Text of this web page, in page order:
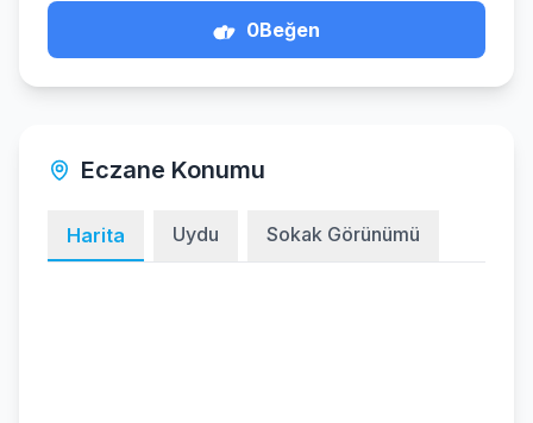
0Beğen
Eczane Konumu
Harita Uydu Sokak Görünümü